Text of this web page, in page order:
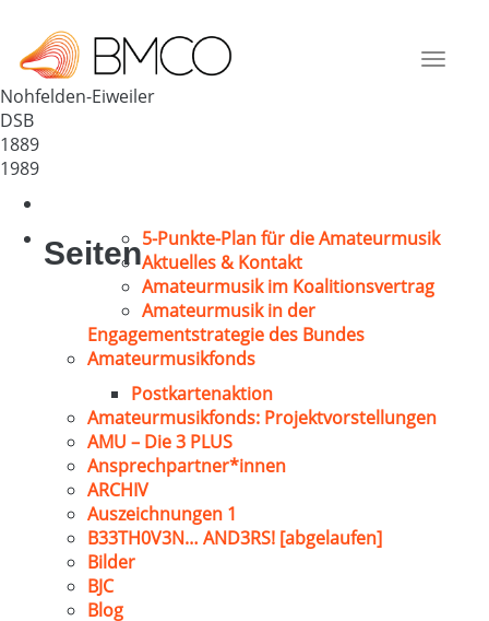
Toggle
Deutschland
66625
Nohfelden-Eiweiler
DSB
1889
1989
Seiten5-Punkte-Plan für die Amateurmusik
Aktuelles & Kontakt
Amateurmusik im Koalitionsvertrag
Amateurmusik in der
Engagementstrategie des Bundes
Amateurmusikfonds
Postkartenaktion
Amateurmusikfonds: Projektvorstellungen
AMU – Die 3 PLUS
Ansprechpartner*innen
ARCHIV
Auszeichnungen 1
B33TH0V3N… AND3RS! [abgelaufen]
Bilder
BJC
Blog